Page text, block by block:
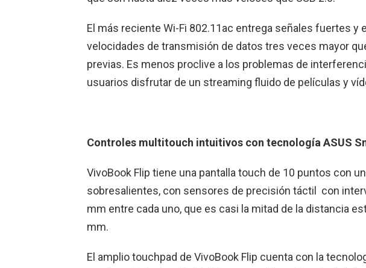
El más reciente Wi-Fi 802.11ac entrega señales fuertes y
velocidades de transmisión de datos tres veces mayor
previas. Es menos proclive a los problemas de
usuarios disfrutar de un streaming fluido de películas y
Controles multitouch intuitivos con tecnología ASUS
VivoBook Flip tiene una pantalla touch de 10 puntos con
sobresalientes, con sensores de precisión táctil con
mm entre cada uno, que es casi la mitad de la distancia
mm.
El amplio touchpad de VivoBook Flip cuenta con la